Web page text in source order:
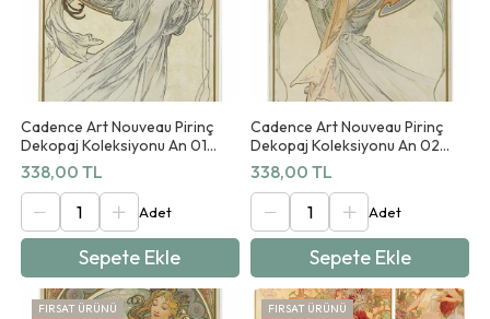
Cadence Art Nouveau Pirinç
Dekopaj Koleksiyonu An 01
90x125cm
338,00 TL
Sepete Ekle
Cadence Art Nouveau Pirinç
Dekopaj Koleksiyonu An 02
90x125cm
338,00 TL
Sepete Ekle
FIRSAT ÜRÜNÜ FIRSAT ÜRÜNÜ